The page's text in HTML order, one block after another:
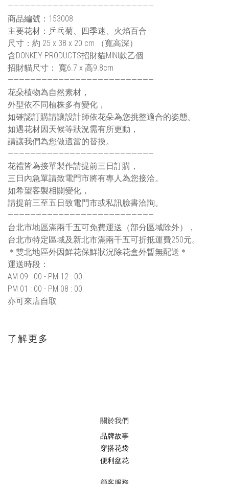
——————————————————————————
商品編號：153008
主要花材：乒乓菊、四季迷、火焰百合
尺寸：約 25 x 38 x 20 cm （寬高深）
含DONKEY PRODUCTS招財貓MINI款乙個
招財貓尺寸： 寬6.7 x 高9.8cm
——————————————————————————
花朵植物為自然素材，
外型依不同植株多有變化，
如確認訂購請讓設計師依花朵為您挑整適合的姿態。
如遇花材因天候等狀況需有所更動，
請讓我們為您做適當的替換。
——————————————————————————
花禮皆為接單製作請提前三日訂購，
三日內急單請致電門市將有專人為您接洽。
如希望客製相關變化，
請提前三至五日致電門市或私訊臉書洽詢。
——————————————————————————
台北市地區滿兩千五可免費運送（部分區域除外），
台北市特定區域及新北市滿兩千五可折抵運費250元。
＊雙北地區外因鮮花保鮮狀況除花盒外暫無配送＊
運送時段：
AM 09 : 00 - PM 12 : 00
PM 01 : 00 - PM 08 : 00
亦可來店自取
了解更多
關於我們
品牌故事
穿搭花袋
便利盆花